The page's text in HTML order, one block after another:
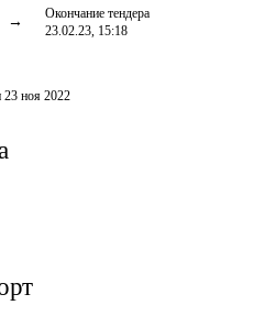
Окончание тендера
23.02.23, 15:18
23 ноя 2022